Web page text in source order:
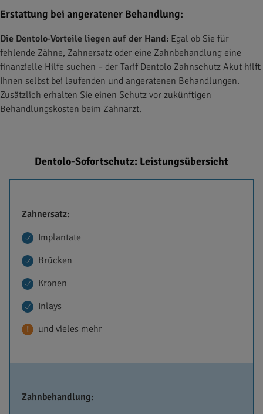
Erstattung bei angeratener Behandlung:
Die Dentolo-Vorteile liegen auf der Hand: Egal ob Sie für
fehlende Zähne, Zahnersatz oder eine Zahnbehandlung eine
finanzielle Hilfe suchen – der Tarif Dentolo Zahnschutz Akut hilft
Ihnen selbst bei laufenden und angeratenen Behandlungen.
Zusätzlich erhalten Sie einen Schutz vor zukünftigen
Behandlungskosten beim Zahnarzt.
Dentolo-Sofortschutz: Leistungsübersicht
Zahnersatz:
Implantate
Brücken
Kronen
Inlays
und vieles mehr
Zahnbehandlung: